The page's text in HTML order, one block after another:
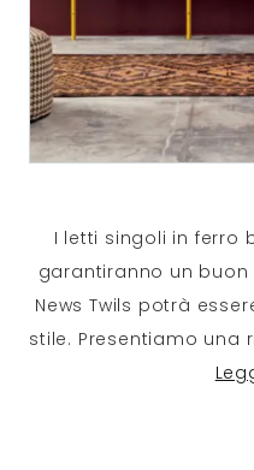
I letti singoli in ferro
garantiranno un buon
News Twils potrà
stile. Presentiamo